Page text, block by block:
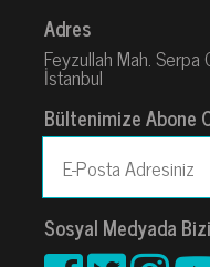
Adres
Feyzullah Mah.
İstanbul
Bültenimize Abone
Sosyal Medyada